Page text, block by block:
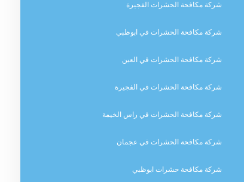
شركة مكافحة الحشرات الفجيرة
شركة مكافحة الحشرات في ابوظبي
شركة مكافحة الحشرات في العين
شركة مكافحة الحشرات في الفجيرة
شركة مكافحة الحشرات في راس الخيمة
شركة مكافحة الحشرات في عجمان
شركة مكافحة حشرات ابوظبي